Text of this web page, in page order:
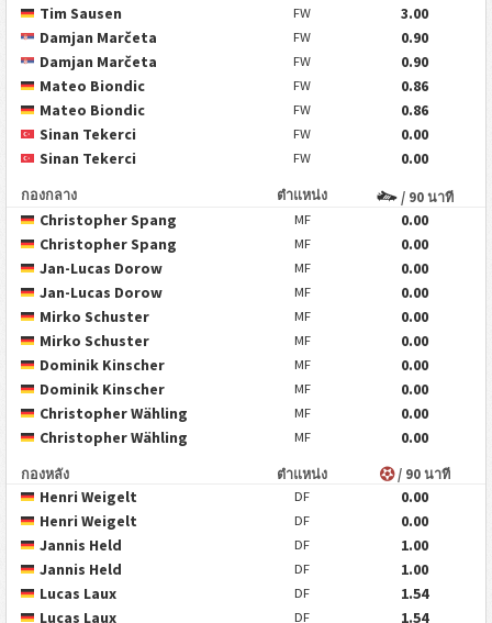
Tim Sausen
FW
3.00
Damjan Marčeta
FW
0.90
Damjan Marčeta
FW
0.90
Mateo Biondic
FW
0.86
Mateo Biondic
FW
0.86
Sinan Tekerci
FW
0.00
Sinan Tekerci
FW 0.00
กองกลาง ตำแหน่ง / 90 นาที
Christopher Spang MF
0.00
Christopher Spang
MF
0.00
Jan-Lucas Dorow
MF
0.00
Jan-Lucas Dorow
MF
0.00
Mirko Schuster
MF
0.00
Mirko Schuster
MF
0.00
Dominik Kinscher
MF
0.00
Dominik Kinscher
MF
0.00
Christopher Wähling
MF
0.00
Christopher Wähling
MF 0.00
กองหลัง ตำแหน่ง / 90 นาที
Henri Weigelt DF
0.00
Henri Weigelt
DF
0.00
Jannis Held
DF
1.00
Jannis Held
DF
1.00
Lucas Laux
DF
1.54
Lucas Laux
DF
1.54